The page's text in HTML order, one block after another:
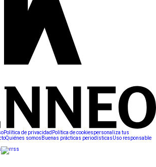
Política de privacidad Política de cookiespersonaliza tus
Quiénes somos Buenas prácticas periodísticasUso responsable